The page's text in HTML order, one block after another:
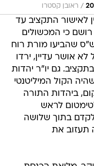
/ ראובן קסטרו
לאישור התקציב עד
כי המכשולים
שהביעו מורת רוח
אושר עדיין, ירדו
גם יו"ר יהדות
הקול המיליטנטי
ביהדות התורה
לראש
בתוך שלושה
תעזוב את